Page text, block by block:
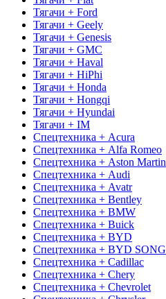
Тягачи + Ford
Тягачи + Geely
Тягачи + Genesis
Тягачи + GMC
Тягачи + Haval
Тягачи + HiPhi
Тягачи + Honda
Тягачи + Hongqi
Тягачи + Hyundai
Тягачи + IM
Спецтехника + Acura
Спецтехника + Alfa Romeo
Спецтехника + Aston Martin
Спецтехника + Audi
Спецтехника + Avatr
Спецтехника + Bentley
Спецтехника + BMW
Спецтехника + Buick
Спецтехника + BYD
Спецтехника + BYD SONG
Спецтехника + Cadillac
Спецтехника + Chery
Спецтехника + Chevrolet